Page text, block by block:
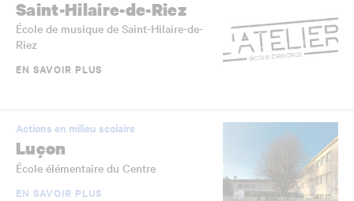
Saint-Hilaire-de-Riez
École de musique de Saint-Hilaire-de-
Riez
EN SAVOIR PLUS
Actions en milieu scolaire
Luçon
École élémentaire du Centre
EN SAVOIR PLUS